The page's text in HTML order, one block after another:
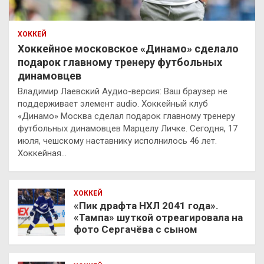
ХОККЕЙ
Хоккейное московское «Динамо» сделало
подарок главному тренеру футбольных
динамовцев
Владимир Лаевский Аудио-версия: Ваш браузер не
поддерживает элемент audio. Хоккейный клуб
«Динамо» Москва сделал подарок главному тренеру
футбольных динамовцев Марцелу Личке. Сегодня, 17
июля, чешскому наставнику исполнилось 46 лет.
Хоккейная…
ХОККЕЙ
«Пик драфта НХЛ 2041 года».
«Тампа» шуткой отреагировала на
фото Сергачёва с сыном